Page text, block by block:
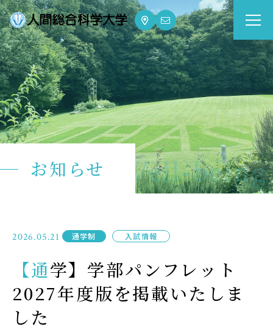
大学案内
Guide
学部・大学院
Department
資格・就職
Qualifications & Employment
School Life
入学案内
Admission
入試イベント
for Well-being
お知らせ
2026.05.21 通学制 入試情報
【通学】学部パンフレット
2027年度版を掲載いたしま
した